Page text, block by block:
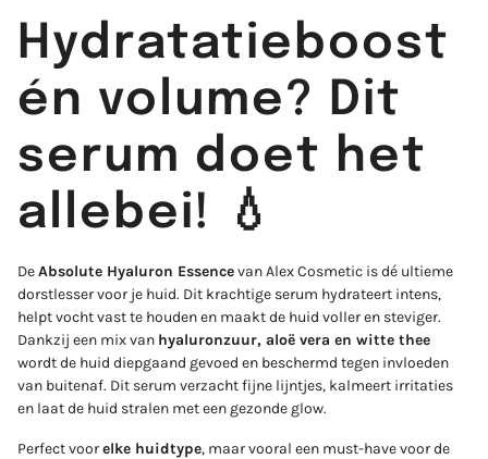
Hydratatieboost
én volume? Dit
serum doet het
allebei! 💧
DeAbsolute Hyaluron Essencevan Alex Cosmetic is dé ultieme
dorstlesser voor je huid. Dit krachtige serum hydrateert intens,
helpt vocht vast te houden en maakt de huid voller en steviger.
Dankzij een mix van hyaluronzuur, aloë vera en witte thee
wordt de huid diepgaand gevoed en beschermd tegen invloeden
van buitenaf. Dit serum verzacht fijne lijntjes, kalmeert irritaties
en laat de huid stralen met een gezonde glow.
Perfect voorelke huidtype, maar vooral een must-have voor de
Login required